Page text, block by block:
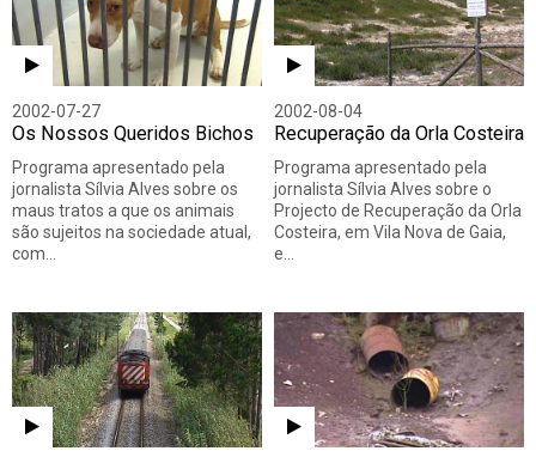
2002-07-27
Os Nossos Queridos Bichos
Programa apresentado pela
jornalista Sílvia Alves sobre os
maus tratos a que os animais
são sujeitos na sociedade atual,
com…
2002-08-04
Recuperação da Orla Costeira
Programa apresentado pela
jornalista Sílvia Alves sobre o
Projecto de Recuperação da Orla
Costeira, em Vila Nova de Gaia,
e…